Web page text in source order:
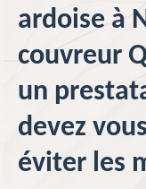
ardoise à
couvreur
un
devez
éviter les